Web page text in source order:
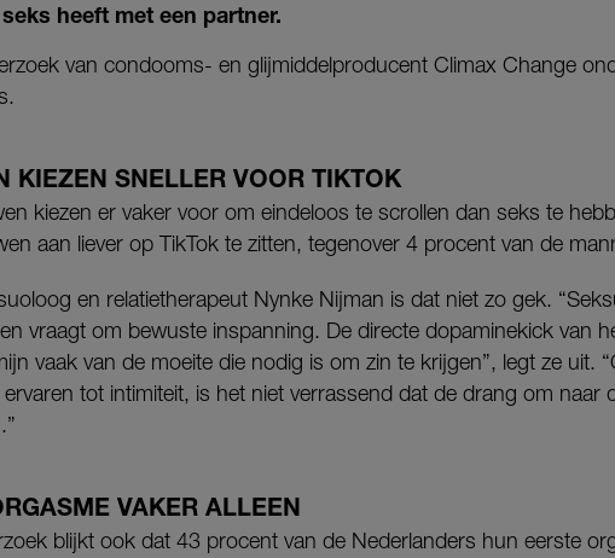
heeft met een partner.
van condooms- en glijmiddelproducent Climax Change
KIEZEN SNELLER VOOR TIKTOK
kiezen er vaker voor om eindeloos te scrollen dan seks te
aan liever op TikTok te zitten, tegenover 4 procent van de
en relatietherapeut Nynke Nijman is dat niet zo gek.
vraagt om bewuste inspanning. De directe dopaminekick van
vaak van de moeite die nodig is om zin te krijgen”, legt ze uit.
tot intimiteit, is het niet verrassend dat de drang om naar
VAKER ALLEEN
blijkt ook dat 43 procent van de Nederlanders hun eerste